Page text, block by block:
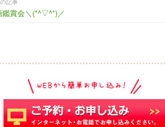
鑑賞会＼(*^▽^*)／